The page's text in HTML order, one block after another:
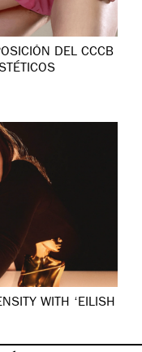
DEL CCCB
WITH ‘EILISH